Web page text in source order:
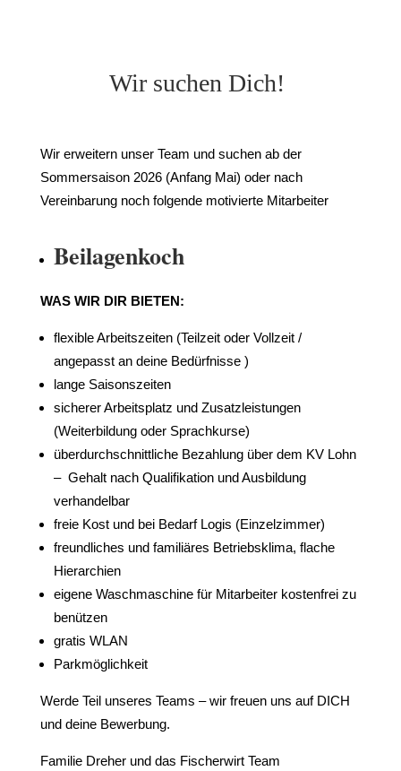
Wir suchen Dich!
Wir erweitern unser Team und suchen ab der
Sommersaison 2026 (Anfang Mai) oder nach
Vereinbarung noch folgende motivierte Mitarbeiter
Beilagenkoch
WAS WIR DIR BIETEN:
flexible Arbeitszeiten (Teilzeit oder Vollzeit /
angepasst an deine Bedürfnisse )
lange Saisonszeiten
sicherer Arbeitsplatz und Zusatzleistungen
(Weiterbildung oder Sprachkurse)
überdurchschnittliche Bezahlung über dem KV Lohn
– Gehalt nach Qualifikation und Ausbildung
verhandelbar
freie Kost und bei Bedarf Logis (Einzelzimmer)
freundliches und familiäres Betriebsklima, flache
Hierarchien
eigene Waschmaschine für Mitarbeiter kostenfrei zu
benützen
gratis WLAN
Parkmöglichkeit
Werde Teil unseres Teams – wir freuen uns auf DICH
und deine Bewerbung.
Familie Dreher und das Fischerwirt Team